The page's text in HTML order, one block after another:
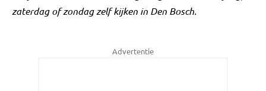
zaterdag of zondag zelf kijken in Den Bosch.
Advertentie